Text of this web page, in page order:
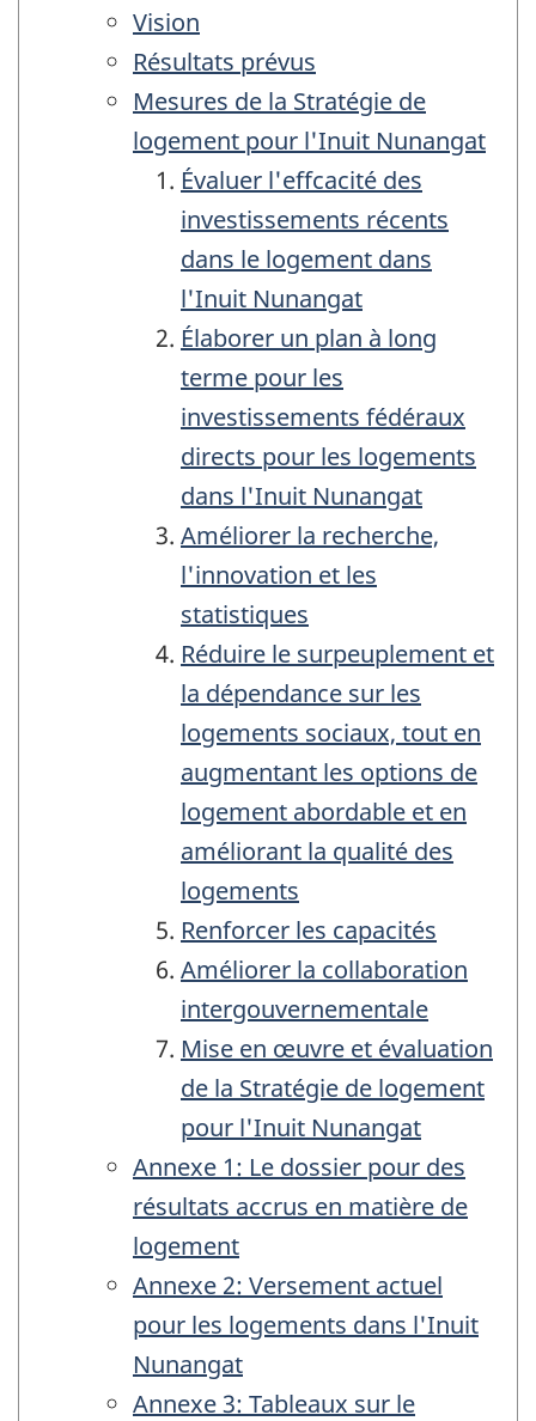
Vision
Résultats prévus
Mesures de la Stratégie de
logement pour l'Inuit Nunangat
Évaluer l'effcacité des
investissements récents
dans le logement dans
l'Inuit Nunangat
Élaborer un plan à long
terme pour les
investissements fédéraux
directs pour les logements
dans l'Inuit Nunangat
Améliorer la recherche,
l'innovation et les
statistiques
Réduire le surpeuplement et
la dépendance sur les
logements sociaux, tout en
augmentant les options de
logement abordable et en
améliorant la qualité des
logements
Renforcer les capacités
Améliorer la collaboration
intergouvernementale
Mise en œuvre et évaluation
de la Stratégie de logement
pour l'Inuit Nunangat
Annexe 1: Le dossier pour des
résultats accrus en matière de
logement
Annexe 2: Versement actuel
pour les logements dans l'Inuit
Nunangat
Annexe 3: Tableaux sur le